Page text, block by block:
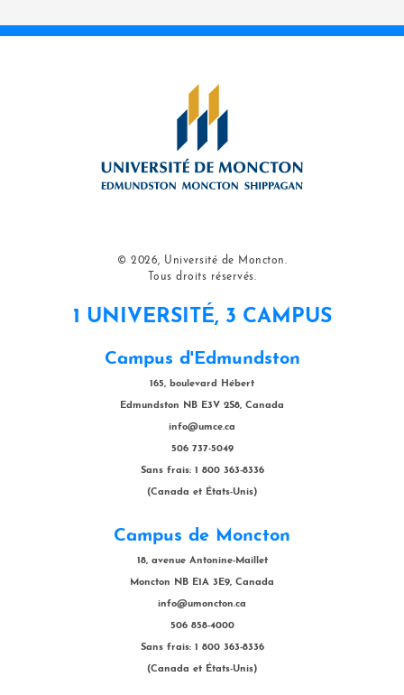
© 2026, Université de Moncton.
Tous droits réservés.
1 UNIVERSITÉ, 3 CAMPUS
Campus d'Edmundston
165, boulevard Hébert
Edmundston NB E3V 2S8, Canada
info@umce.ca
506 737-5049
Sans frais: 1 800 363-8336
(Canada et États-Unis)
Campus de Moncton
18, avenue Antonine-Maillet
Moncton NB E1A 3E9, Canada
info@umoncton.ca
506 858-4000
Sans frais: 1 800 363-8336
(Canada et États-Unis)